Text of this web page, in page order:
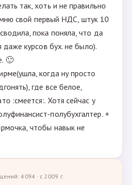
так, хоть и не правильно
свой первый НДС, штук 10
пока поняла, что да
даже курсов бух. не было).
🙂
когда ну просто
где все белое,
:смеется:. Хотя сейчас у
полубухгалтер. +
чтобы навык не
4094 · с 2009 г.